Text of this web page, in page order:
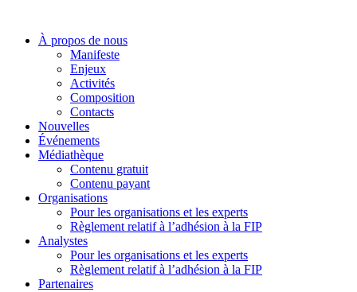
contenuÀ propos de nous
Manifeste
Enjeux
Activités
Composition
Contacts
Nouvelles
Événements
Médiathèque
Contenu gratuit
Contenu payant
Organisations
Pour les organisations et les experts
Règlement relatif à l’adhésion à la FIP
Analystes
Pour les organisations et les experts
Règlement relatif à l’adhésion à la FIP
Partenaires